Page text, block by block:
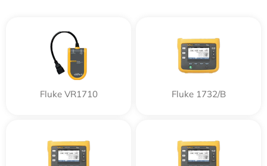
Fluke VR1710 Fluke 1732/B